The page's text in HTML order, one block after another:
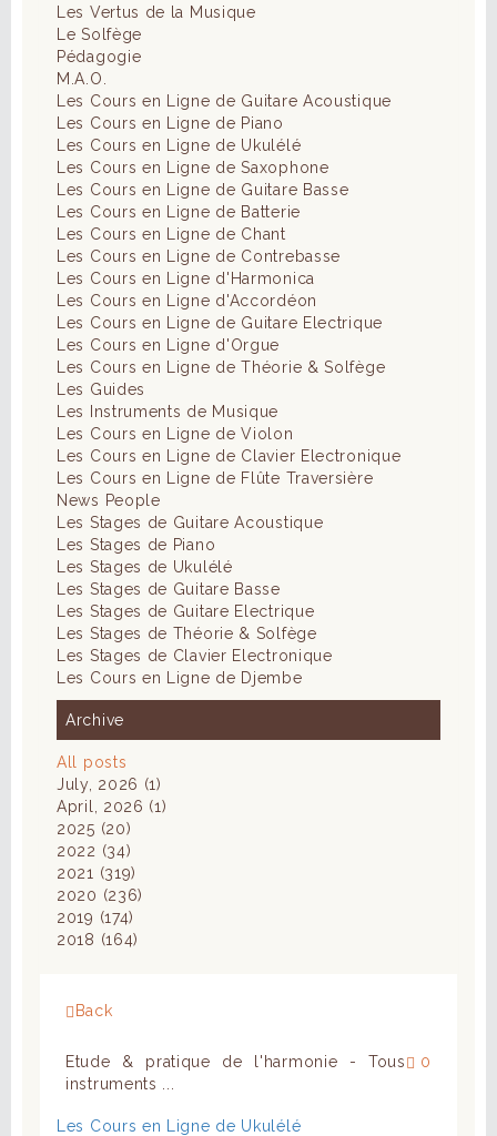
Les Vertus de la Musique
Le Solfège
Pédagogie
M.A.O.
Les Cours en Ligne de Guitare Acoustique
Les Cours en Ligne de Piano
Les Cours en Ligne de Ukulélé
Les Cours en Ligne de Saxophone
Les Cours en Ligne de Guitare Basse
Les Cours en Ligne de Batterie
Les Cours en Ligne de Chant
Les Cours en Ligne de Contrebasse
Les Cours en Ligne d'Harmonica
Les Cours en Ligne d'Accordéon
Les Cours en Ligne de Guitare Electrique
Les Cours en Ligne d'Orgue
Les Cours en Ligne de Théorie & Solfège
Les Guides
Les Instruments de Musique
Les Cours en Ligne de Violon
Les Cours en Ligne de Clavier Electronique
Les Cours en Ligne de Flûte Traversière
News People
Les Stages de Guitare Acoustique
Les Stages de Piano
Les Stages de Ukulélé
Les Stages de Guitare Basse
Les Stages de Guitare Electrique
Les Stages de Théorie & Solfège
Les Stages de Clavier Electronique
Les Cours en Ligne de Djembe
Archive
All posts
July, 2026 (1)
April, 2026 (1)
2025 (20)
2022 (34)
2021 (319)
2020 (236)
2019 (174)
2018 (164)
Back
0
Etude & pratique de l'harmonie - Tous
instruments ...
Les Cours en Ligne de Ukulélé